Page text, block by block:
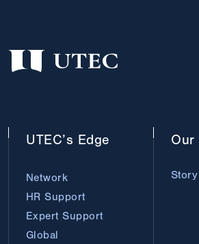
UTEC’s Edge
Network
HR Support
Expert Support
Global
Our
Story